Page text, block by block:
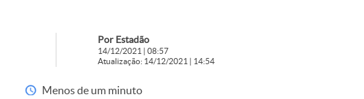
Por Estadão
14/12/2021 | 08:57
Atualização: 14/12/2021 | 14:54
Menos de um minuto